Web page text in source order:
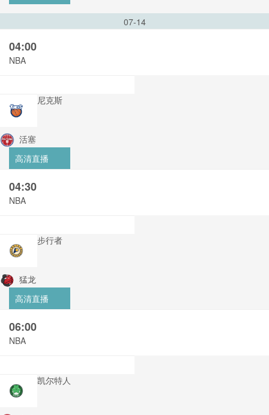
07-14
04:00
NBA
尼克斯
活塞
高清直播
04:30
NBA
步行者
猛龙
高清直播
06:00
NBA
凯尔特人